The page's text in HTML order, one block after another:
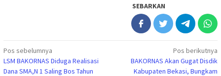
SEBARKAN
Navigasi
pos
Pos sebelumnya
LSM BAKORNAS Diduga Realisasi
Dana SMA,N 1 Saling Bos Tahun
Pos berikutnya
BAKORNAS Akan Gugat Disdik
Kabupaten Bekasi, Bungkam